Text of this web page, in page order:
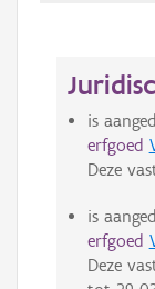
is
erfgoed
Deze
is
erfgoed
Deze